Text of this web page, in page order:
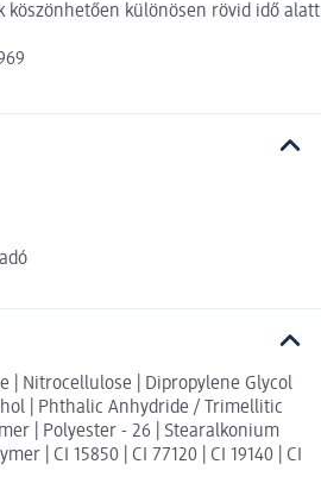
köszönhetően különösen rövid idő alatt
| Nitrocellulose | Dipropylene Glycol
| Phthalic Anhydride / Trimellitic
| Polyester - 26 | Stearalkonium
| CI 15850 | CI 77120 | CI 19140 | CI